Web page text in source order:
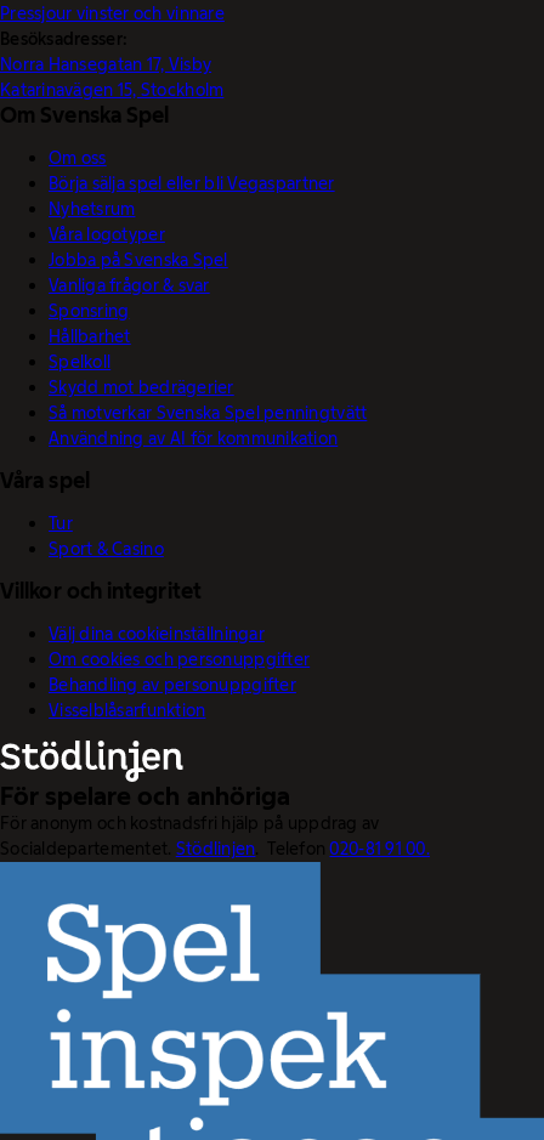
Pressjour vinster och vinnare
Besöksadresser:
Norra Hansegatan 17, Visby
Katarinavägen 15, Stockholm
Om Svenska Spel
Om oss
Börja sälja spel eller bli Vegaspartner
Nyhetsrum
Våra logotyper
Jobba på Svenska Spel
Vanliga frågor & svar
Sponsring
Hållbarhet
Spelkoll
Skydd mot bedrägerier
Så motverkar Svenska Spel penningtvätt
Användning av AI för kommunikation
Våra spel
Tur
Sport & Casino
Villkor och integritet
Välj dina cookieinställningar
Om cookies och personuppgifter
Behandling av personuppgifter
Visselblåsarfunktion
För spelare och anhöriga
För anonym och kostnadsfri hjälp på uppdrag av
Socialdepartementet. Stödlinjen . Telefon020-81 91 00.